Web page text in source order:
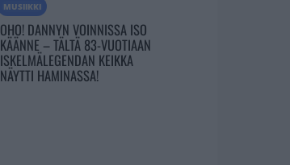
MUSIIKKI
OHO! DANNYN VOINNISSA ISO
KÄÄNNE – TÄLTÄ 83-VUOTIAAN
ISKELMÄLEGENDAN KEIKKA
NÄYTTI HAMINASSA!